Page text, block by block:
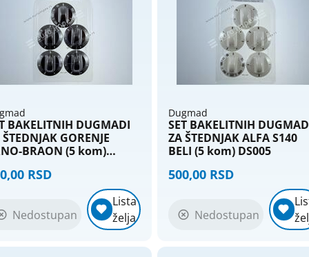
BAKELITNIH DUGMADI
GORENJE
BRAON (5 kom)
RSD
Nedostupan
Lista
želja
Dugmad
SET BAKELITNIH
ZA ŠTEDNJAK ALFA S140
BELI (5 kom) DS005
500,00 RSD
Nedostupan